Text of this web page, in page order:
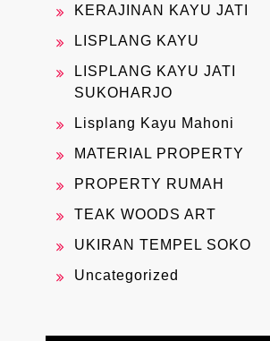
KERAJINAN KAYU JATI
LISPLANG KAYU
LISPLANG KAYU JATI
SUKOHARJO
Lisplang Kayu Mahoni
MATERIAL PROPERTY
PROPERTY RUMAH
TEAK WOODS ART
UKIRAN TEMPEL SOKO
Uncategorized